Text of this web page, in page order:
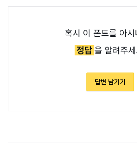
혹시 이 폰트를 아시
정답을 알려주
답변 남기기